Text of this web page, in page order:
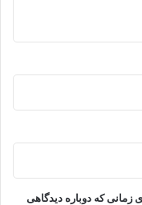
زمانی که دوباره دیدگاهی